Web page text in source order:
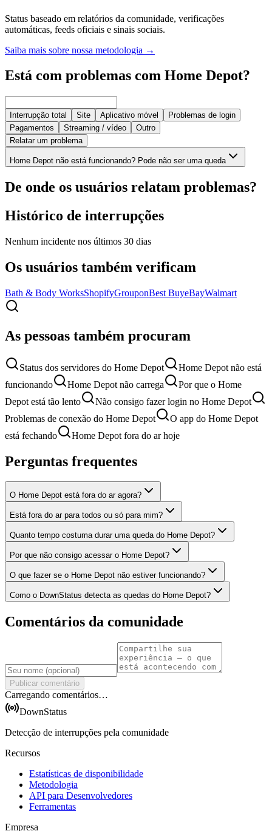
Status baseado em relatórios da comunidade, verificações
automáticas, feeds oficiais e sinais sociais.
Saiba mais sobre nossa metodologia →
Está com problemas com Home Depot?
Interrupção total Site Aplicativo móvel
Problemas de login
Pagamentos
Streaming / vídeo
Outro
Relatar um problema
Home Depot não está funcionando? Pode não ser uma queda
De onde os usuários relatam problemas?
Histórico de interrupções
Nenhum incidente nos últimos 30 dias
Os usuários também verificam
Bath & Body WorksShopifyGrouponBest BuyeBayWalmart
As pessoas também procuram
Status dos servidores do Home Depot
Home Depot não está
funcionando
Home Depot não carrega
Por que o Home
Depot está tão lento
Não consigo fazer login no Home Depot
Problemas de conexão do Home Depot
O app do Home Depot
está fechando
Home Depot fora do ar hoje
Perguntas frequentes
O Home Depot está fora do ar agora?
Está fora do ar para todos ou só para mim?
Quanto tempo costuma durar uma queda do Home Depot?
Por que não consigo acessar o Home Depot?
O que fazer se o Home Depot não estiver funcionando?
Como o DownStatus detecta as quedas do Home Depot?
Comentários da comunidade
Publicar comentário
Carregando comentários…
DownStatus
Detecção de interrupções pela comunidade
Recursos
Estatísticas de disponibilidade
Metodologia
API para Desenvolvedores
Ferramentas
Empresa